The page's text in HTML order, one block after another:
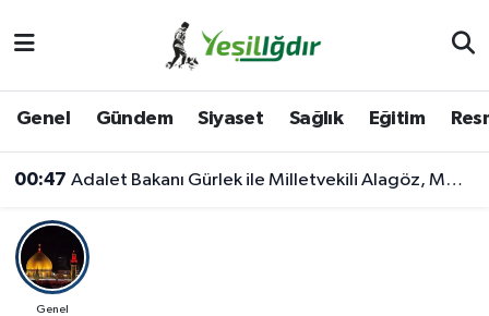
Genel Gündem Siyaset Sağlık Eğitim
00:47 Adalet Bakanı Gürlek ile Milletvekili Alagöz, MHP İl Başkanlığını Ziyaret Etti
Genel
Iğdır Trafik Yoğunluk Haritası
Süper Lig Puan Durumu ve Fikstür